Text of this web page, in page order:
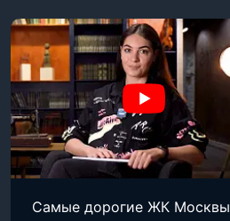
Самые дорогие ЖК Москвы